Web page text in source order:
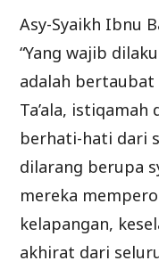
Asy-Syaikh Ibnu
“Yang wajib
adalah bertaubat
Ta’ala, istiqamah
berhati-hati dari
dilarang berupa
mereka
kelapangan,
akhirat dari